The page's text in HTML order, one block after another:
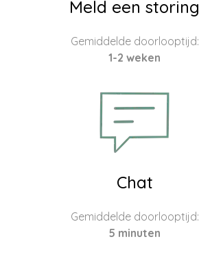
Meld een storing
Gemiddelde doorlooptijd:
1-2 weken
Chat
Gemiddelde doorlooptijd:
5 minuten